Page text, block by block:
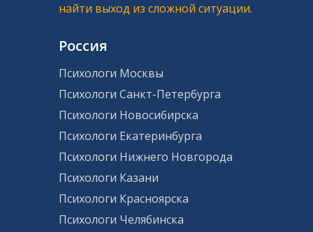
найти выход из сложной ситуации.
Россия
Психологи Москвы
Психологи Санкт-Петербурга
Психологи Новосибирска
Психологи Екатеринбурга
Психологи Нижнего Новгорода
Психологи Казани
Психологи Красноярска
Психологи Челябинска